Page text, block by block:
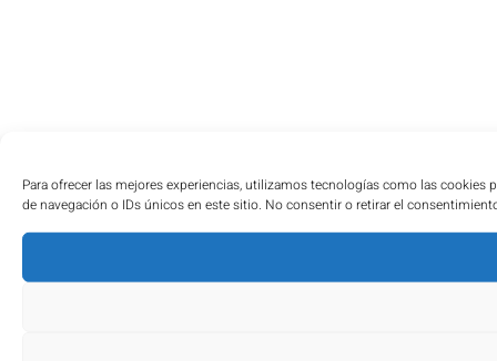
Para ofrecer las mejores experiencias, utilizamos tecnologías como las
de navegación o IDs únicos en este sitio. No consentir o retirar el